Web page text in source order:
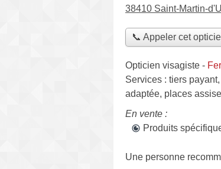
38410 Saint-Martin-
📞 Appeler cet
Opticien visagiste -
Services : tiers payant,
adaptée, places
En vente :
Produits
Une personne